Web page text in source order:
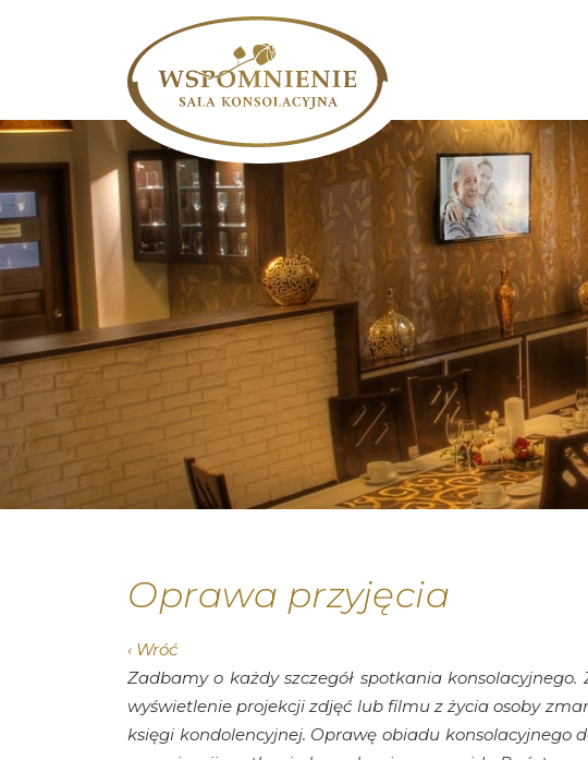
Oprawa przyjęcia
‹ Wróć
Zadbamy o każdy szczegół spotkania
wyświetlenie projekcji zdjęć lub filmu z życia osoby
księgi kondolencyjnej. Oprawę obiadu